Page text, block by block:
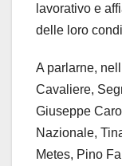
lavorativo e
delle loro
A parlarne,
Cavaliere,
Giuseppe
Nazionale,
Metes, Pino